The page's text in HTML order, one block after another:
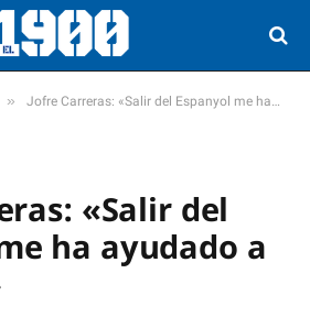
» Jofre Carreras: «Salir del Espanyol me ha ayudado a madurar»
«Salir del
ha ayudado a